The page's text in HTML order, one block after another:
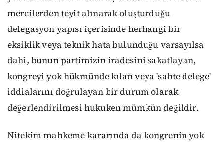
mercilerden teyit alınarak oluşturduğu
delegasyon yapısı içerisinde herhangi bir
eksiklik veya teknik hata bulunduğu varsayılsa
dahi, bunun partimizin iradesini sakatlayan,
kongreyi yok hükmünde kılan veya 'sahte delege'
iddialarını doğrulayan bir durum olarak
değerlendirilmesi hukuken mümkün değildir.
Nitekim mahkeme kararında da kongrenin yok